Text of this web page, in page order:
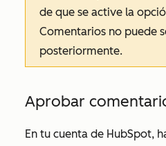
de que se active la
Comentarios no puede
posteriormente.
Aprobar
En tu cuenta de HubSpot,